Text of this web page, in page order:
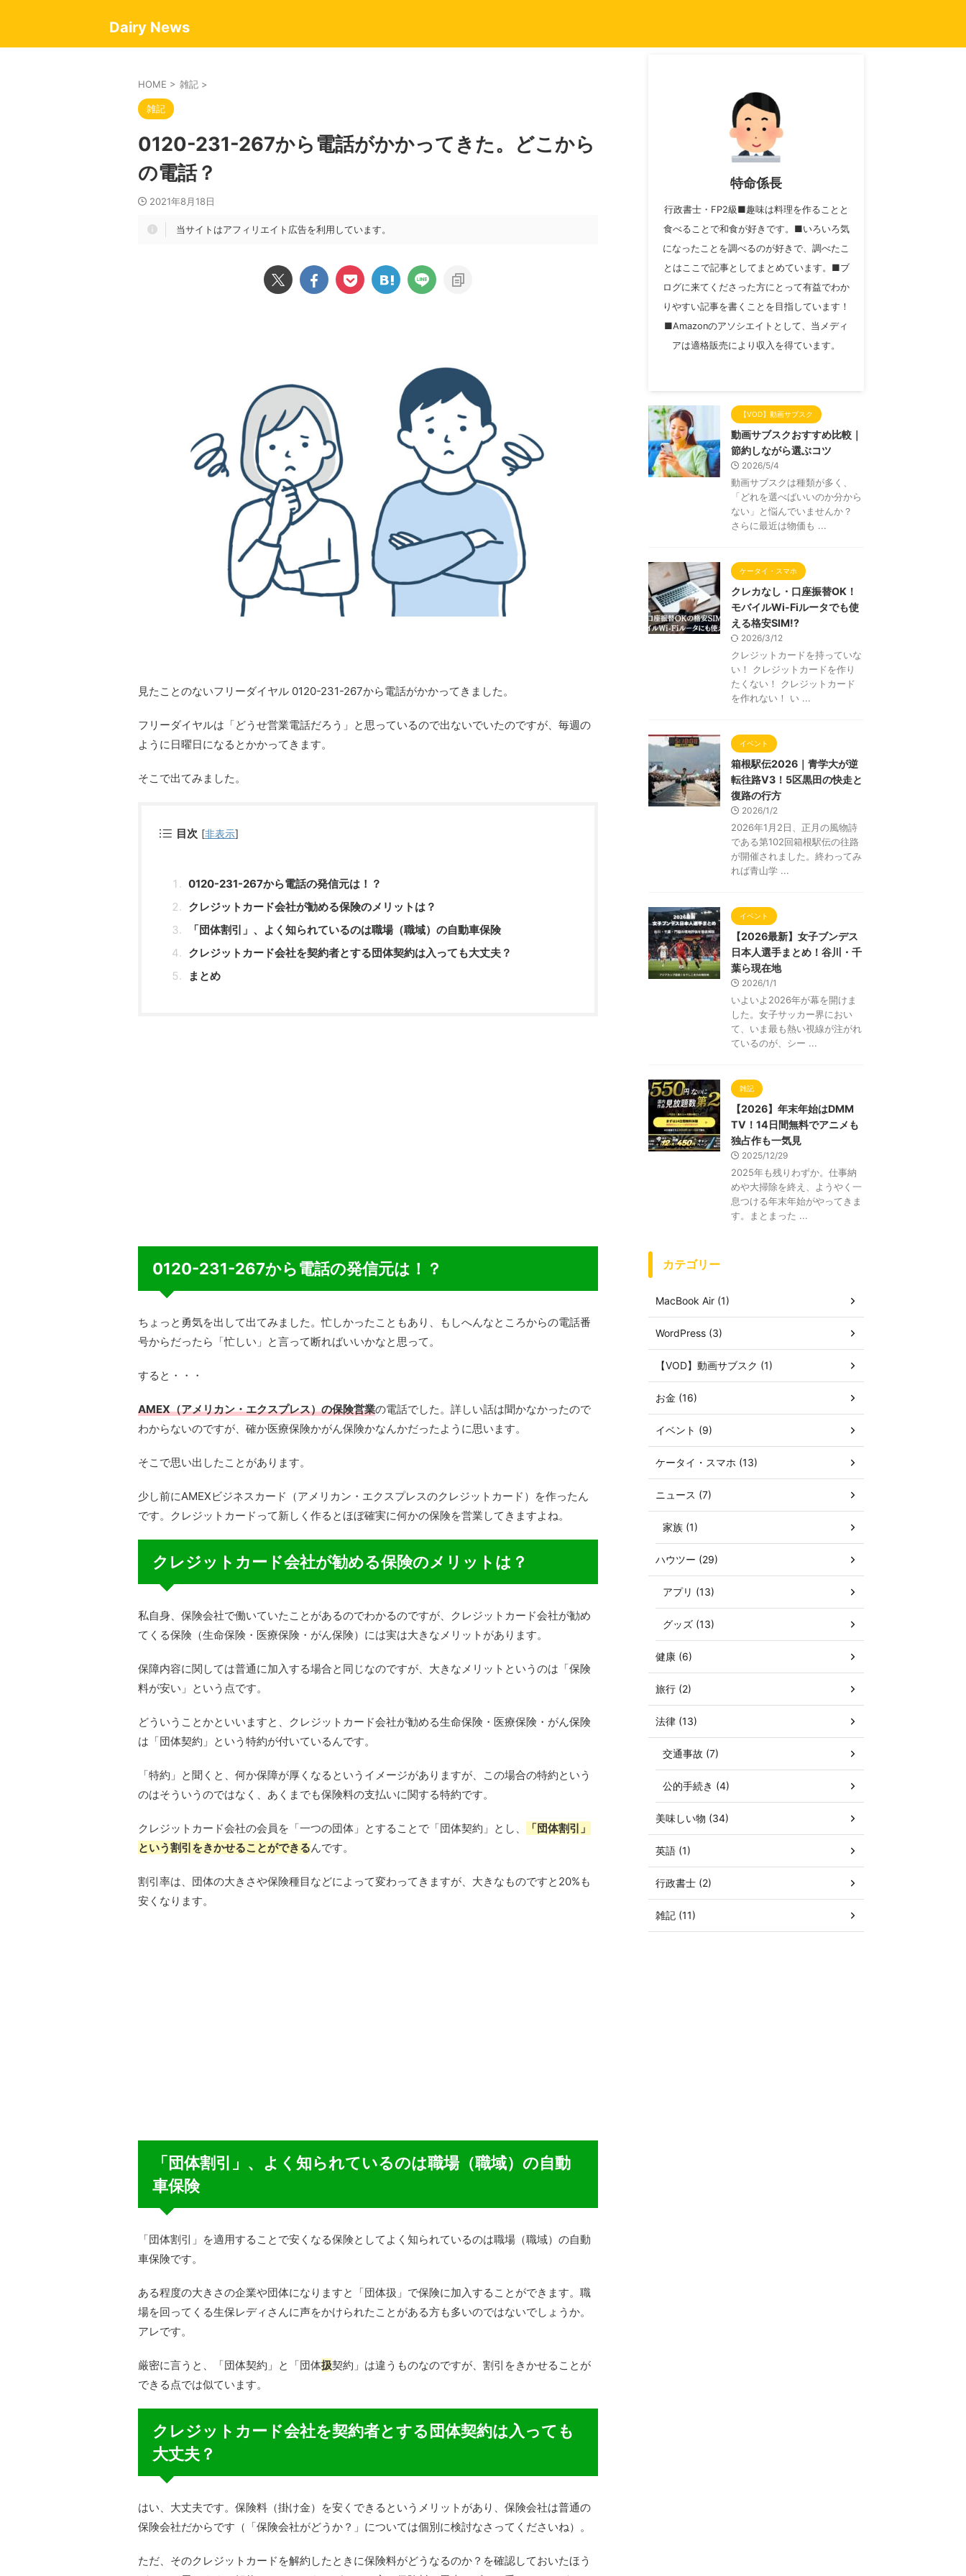
Dairy News
HOME > 雑記 >
雑記
0120-231-267から電話がかかってきた。どこから
の電話？
2021年8月18日
当サイトはアフィリエイト広告を利用しています。
見たことのないフリーダイヤル 0120-231-267から電話がかかってきました。
フリーダイヤルは「どうせ営業電話だろう」と思っているので出ないでいたのですが、毎週の
ように日曜日になるとかかってきます。
そこで出てみました。
目次 [非表示]
0120-231-267から電話の発信元は！？
クレジットカード会社が勧める保険のメリットは？
「団体割引」、よく知られているのは職場（職域）の自動車保険
クレジットカード会社を契約者とする団体契約は入っても大丈夫？
まとめ
0120-231-267から電話の発信元は！？
ちょっと勇気を出して出てみました。忙しかったこともあり、もしへんなところからの電話番
号からだったら「忙しい」と言って断ればいいかなと思って。
すると・・・
AMEX（アメリカン・エクスプレス）の保険営業の電話でした。詳しい話は聞かなかったので
わからないのですが、確か医療保険かがん保険かなんかだったように思います。
そこで思い出したことがあります。
少し前にAMEXビジネスカード（アメリカン・エクスプレスのクレジットカード）を作ったん
です。クレジットカードって新しく作るとほぼ確実に何かの保険を営業してきますよね。
クレジットカード会社が勧める保険のメリットは？
私自身、保険会社で働いていたことがあるのでわかるのですが、クレジットカード会社が勧め
てくる保険（生命保険・医療保険・がん保険）には実は大きなメリットがあります。
保障内容に関しては普通に加入する場合と同じなのですが、大きなメリットというのは「保険
料が安い」という点です。
どういうことかといいますと、クレジットカード会社が勧める生命保険・医療保険・がん保険
は「団体契約」という特約が付いているんです。
「特約」と聞くと、何か保障が厚くなるというイメージがありますが、この場合の特約という
のはそういうのではなく、あくまでも保険料の支払いに関する特約です。
クレジットカード会社の会員を「一つの団体」とすることで「団体契約」とし、
「団体割引」
という割引をきかせることができるんです。
割引率は、団体の大きさや保険種目などによって変わってきますが、大きなものですと20%も
安くなります。
「団体割引」、よく知られているのは職場（職域）の自動
車保険
「団体割引」を適用することで安くなる保険としてよく知られているのは職場（職域）の自動
車保険です。
ある程度の大きさの企業や団体になりますと「団体扱」で保険に加入することができます。職
場を回ってくる生保レディさんに声をかけられたことがある方も多いのではないでしょうか。
アレです。
厳密に言うと、「団体契約」と「団体扱契約」は違うものなのですが、割引をきかせることが
できる点では似ています。
クレジットカード会社を契約者とする団体契約は入っても
大丈夫？
はい、大丈夫です。保険料（掛け金）を安くできるというメリットがあり、保険会社は普通の
保険会社だからです（「保険会社がどうか？」については個別に検討なさってくださいね）。
ただ、そのクレジットカードを解約したときに保険料がどうなるのか？を確認しておいたほう
特命係長
行政書士・FP2級■趣味は料理を作ることと
食べることで和食が好きです。■いろいろ気
になったことを調べるのが好きで、調べたこ
とはここで記事としてまとめています。■ブ
ログに来てくださった方にとって有益でわか
りやすい記事を書くことを目指しています！
■Amazonのアソシエイトとして、当メディ
アは適格販売により収入を得ています。
【VOD】動画サブスク
動画サブスクおすすめ比較｜
節約しながら選ぶコツ
2026/5/4
動画サブスクは種類が多く、
「どれを選べばいいのか分から
ない」と悩んでいませんか？
さらに最近は物価も ...
ケータイ・スマホ
クレカなし・口座振替OK！
モバイルWi-Fiルータでも使
える格安SIM!?
2026/3/12
クレジットカードを持っていな
い！ クレジットカードを作り
たくない！ クレジットカード
を作れない！ い ...
イベント
箱根駅伝2026｜青学大が逆
転往路V3！5区黒田の快走と
復路の行方
2026/1/2
2026年1月2日、正月の風物詩
である第102回箱根駅伝の往路
が開催されました。終わってみ
れば青山学 ...
イベント
【2026最新】女子ブンデス
日本人選手まとめ！谷川・千
葉ら現在地
2026/1/1
いよいよ2026年が幕を開けま
した。女子サッカー界におい
て、いま最も熱い視線が注がれ
ているのが、シー ...
雑記
【2026】年末年始はDMM
TV！14日間無料でアニメも
独占作も一気見
2025/12/29
2025年も残りわずか。仕事納
めや大掃除を終え、ようやく一
息つける年末年始がやってきま
す。まとまった ...
カテゴリー
MacBook Air (1)
WordPress (3)
【VOD】動画サブスク (1)
お金 (16)
イベント (9)
ケータイ・スマホ (13)
ニュース (7)
家族 (1)
ハウツー (29)
アプリ (13)
グッズ (13)
健康 (6)
旅行 (2)
法律 (13)
交通事故 (7)
公的手続き (4)
美味しい物 (34)
英語 (1)
行政書士 (2)
雑記 (11)